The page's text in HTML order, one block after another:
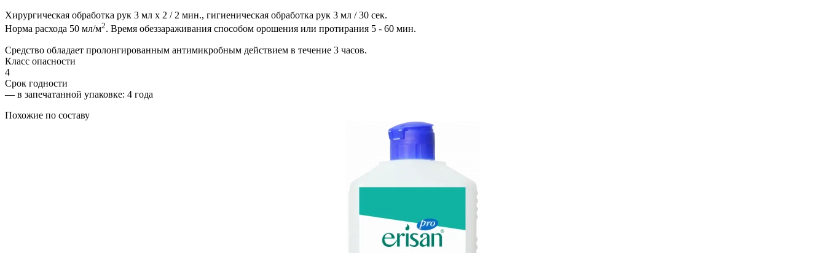
Хирургическая обработка рук 3 мл х 2 / 2 мин., гигиеническая обработка рук 3 мл / 30 сек.
Норма расхода 50 мл/м2. Время обеззараживания способом орошения или протирания 5 - 60 мин.
Средство обладает пролонгированным антимикробным действием в течение 3 часов.
Класс опасности
4
Срок годности
— в запечатанной упаковке: 4 года
Похожие по составу